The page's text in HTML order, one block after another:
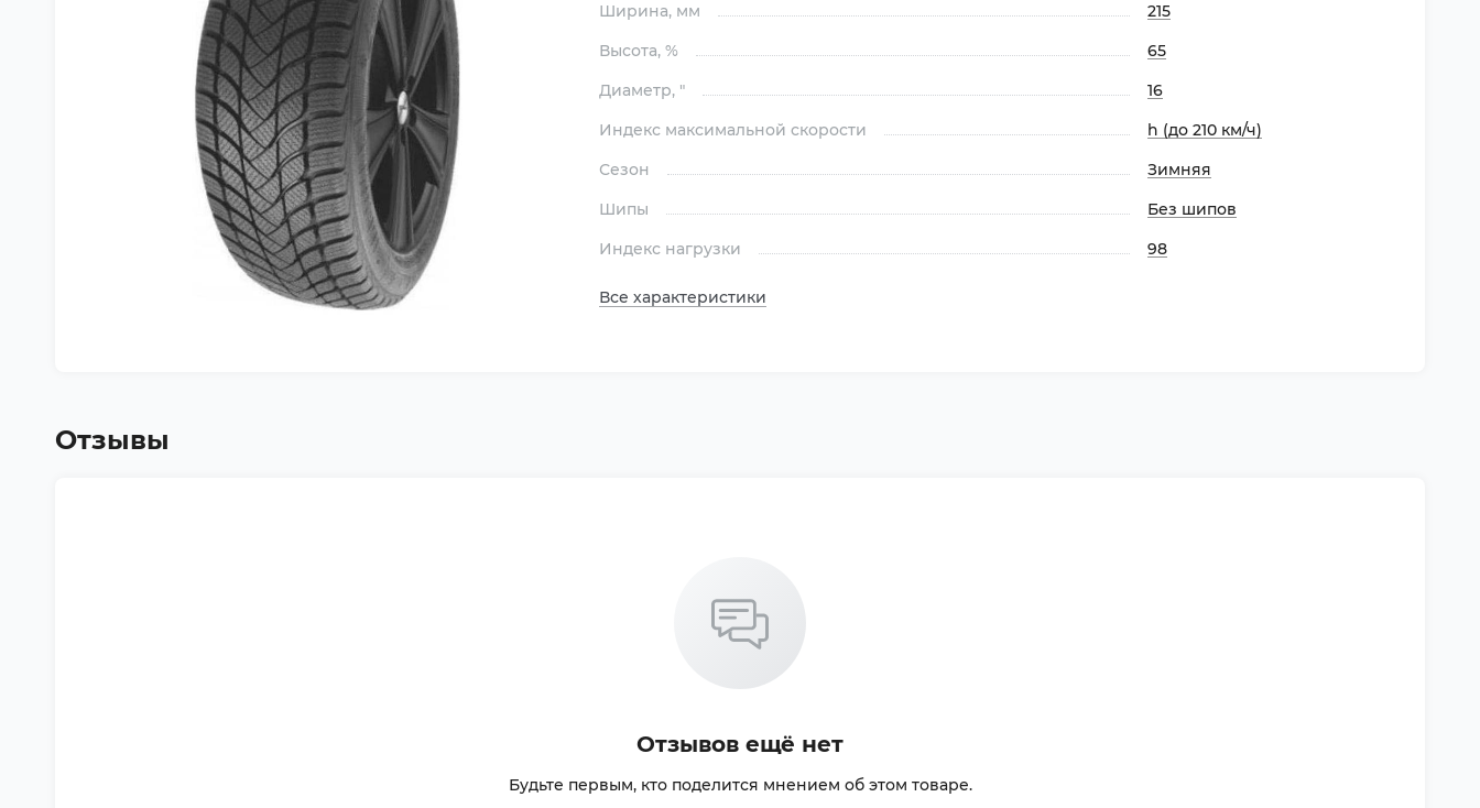
Ширина, мм
215
Высота, %
65
Диаметр, "
16
Индекс максимальной скорости
h (до 210 км/ч)
Сезон
Зимняя
Шипы
Без шипов
Индекс нагрузки
98
Все характеристики
Отзывы
Отзывов ещё нет
Будьте первым, кто поделится мнением об этом товаре.